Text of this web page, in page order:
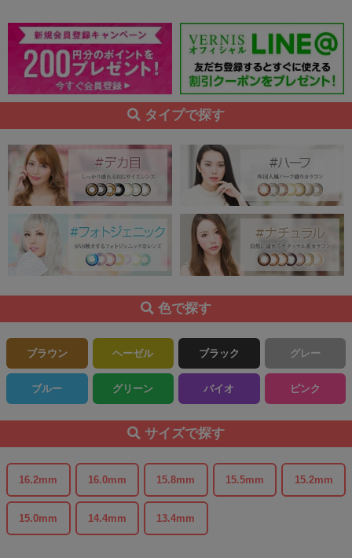
タイプで探す
色で探す
ブラウン ヘーゼル ブラック グレー
ブルー グリーン バイオ ピンク
サイズで探す
16.2mm 16.0mm 15.8mm 15.5mm 15.2mm
15.0mm 14.4mm 13.4mm